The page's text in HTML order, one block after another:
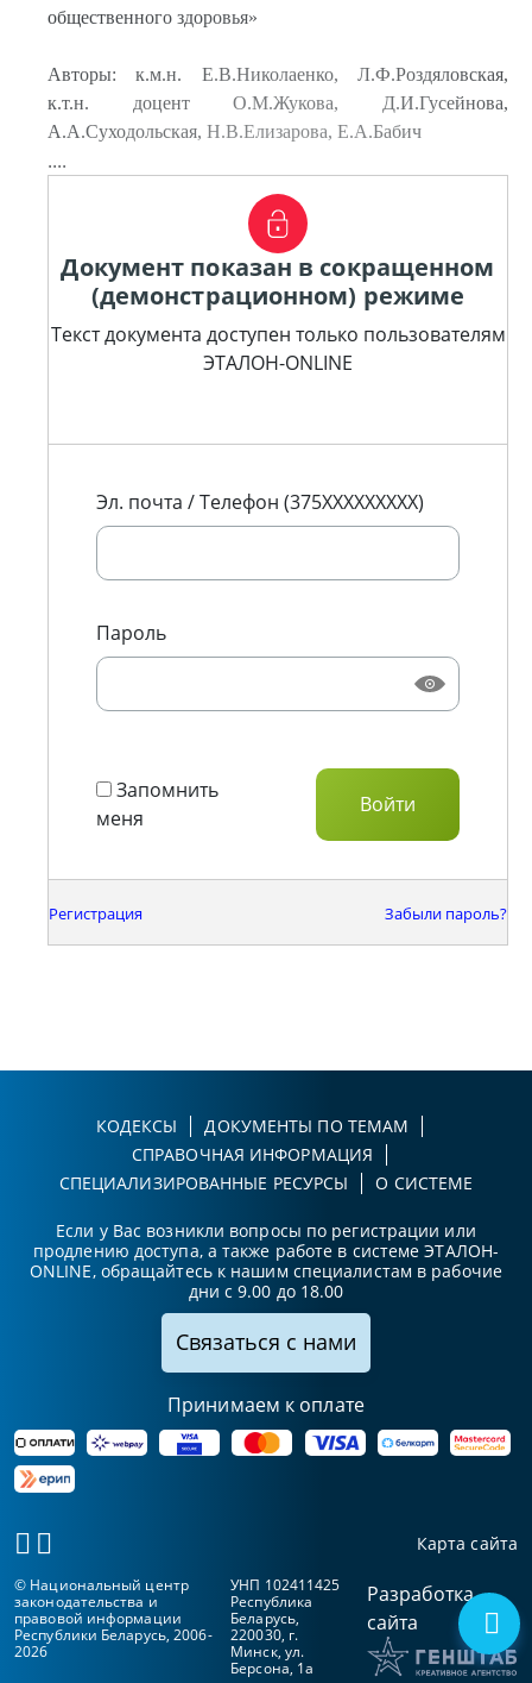
общественного здоровья»
Авторы: к.м.н. Е.В.Николаенко, Л.Ф.Роздяловская,
к.т.н. доцент О.М.Жукова, Д.И.Гусейнова,
А.А.Суходольская, Н.В.Елизарова, Е.А.Бабич
....
Документ показан в сокращенном
(демонстрационном) режиме
Текст документа доступен только пользователям
ЭТАЛОН-ONLINE
Эл. почта / Телефон (375XXXXXXXXX)
Пароль
Запомнить
меня
Регистрация Забыли пароль?
КОДЕКСЫ
ДОКУМЕНТЫ ПО ТЕМАМ
СПРАВОЧНАЯ ИНФОРМАЦИЯ
СПЕЦИАЛИЗИРОВАННЫЕ РЕСУРСЫ
О СИСТЕМЕ
Если у Вас возникли вопросы по регистрации или
продлению доступа, а также работе в системе ЭТАЛОН-
ONLINE, обращайтесь к нашим специалистам в рабочие
дни с 9.00 до 18.00
Связаться с нами
Принимаем к оплате
Карта сайта
© Национальный центр
законодательства и
правовой информации
Республики Беларусь, 2006-
2026
УНП 102411425
Республика
Беларусь,
220030, г.
Минск, ул.
Берсона, 1а
Разработка
сайта